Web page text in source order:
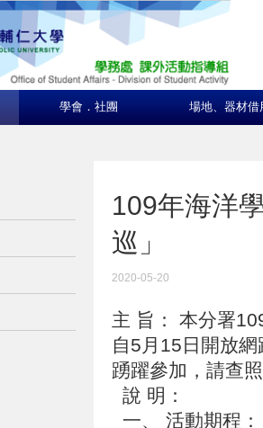
學會．社團 場地、器材借
109年海洋
巡」
2020-05-20
主 旨： 本分署
自5月15日開放
踴躍參加，請查
說 明：
一、 活動期程